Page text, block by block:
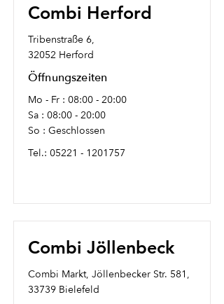
Combi Herford
Tribenstraße 6,
32052 Herford
Öffnungszeiten
Mo - Fr : 08:00 - 20:00
Sa : 08:00 - 20:00
So : Geschlossen
Tel.: 05221 - 1201757
Combi Jöllenbeck
Combi Markt, Jöllenbecker Str. 581,
33739 Bielefeld